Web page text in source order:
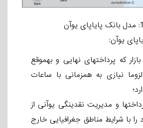
یوآن:
که پرداختهای نهایی و به­موقع
نیازی به همزمانی با ساعات
و مدیریت نقدینگی یوآنی از
با شرایط مناطق جغرافیایی خارج